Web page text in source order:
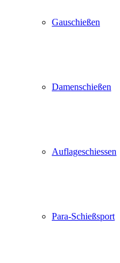
Gauschießen
Damenschießen
Auflageschiessen
Para-Schießsport